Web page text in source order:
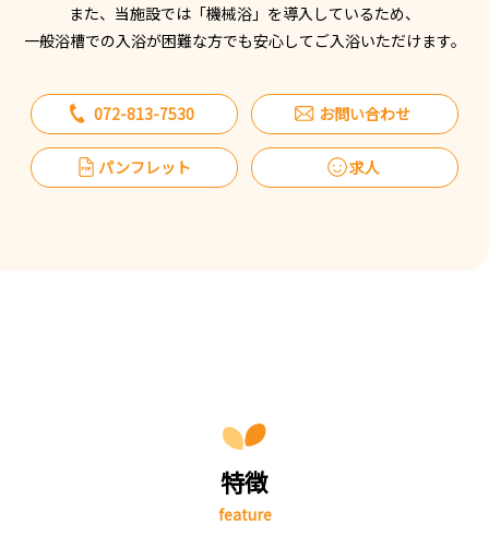
また、当施設では「機械浴」を導入しているため、
一般浴槽での入浴が困難な方でも安心してご入浴いただけます。
072-813-7530 お問い合わせ
パンフレット 求人
特徴
feature